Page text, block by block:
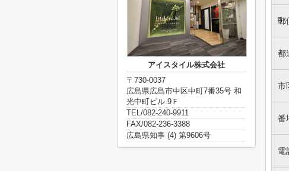
郵
都
市
番
電
アイスタイル株式会社
〒730-0037
広島県広島市中区中町7番35号 和
光中町ビル 9Ｆ
TEL/082-240-9911
FAX/082-236-3388
広島県知事 (4) 第9606号